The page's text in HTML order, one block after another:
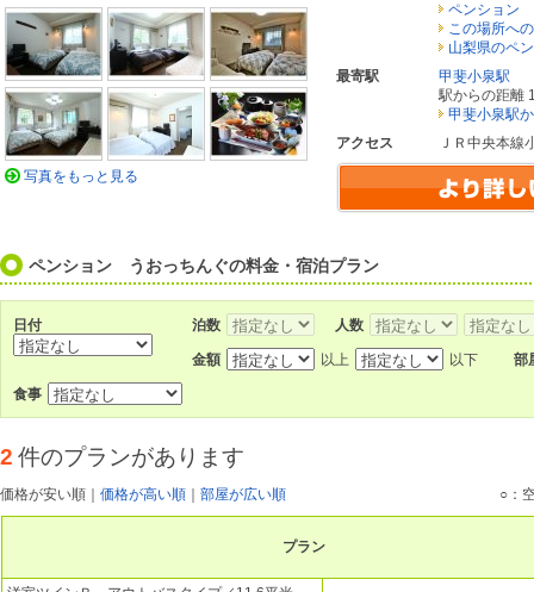
ペンション
この場所へ
山梨県のペ
最寄駅
甲斐小泉駅
駅からの距離
甲斐小泉駅
アクセス
ＪＲ中央本線
写真をもっと見る
ペンション うおっちんぐの料金・宿泊プラン
日付 泊数 人数
金額 以上 以下 部
食事
2 件のプランがあります
価格が安い順 価格が高い順 部屋が広い順 ○：
プラン